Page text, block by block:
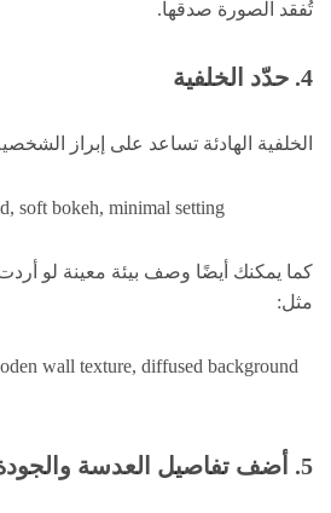
تُفقد الصورة صدقها.
4. حدّد الخلفية
الخلفية الهادئة تساعد على إبراز
soft bokeh, minimal setting
كما يمكنك أيضًا وصف بيئة معينة لو
مثل:
wall texture, diffused background
5. أضف تفاصيل العدسة والجودة